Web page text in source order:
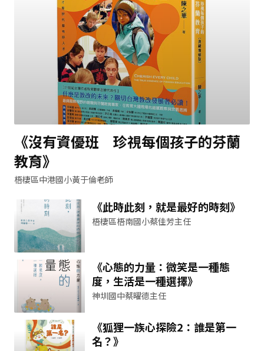
《沒有資優班 珍視每個孩子的芬蘭
教育》
梧棲區中港國小黃于倫老師
《此時此刻，就是最好的時刻》
梧棲區梧南國小蔡佳芳主任
《心態的力量：微笑是一種態
度，生活是一種選擇》
神圳國中蔡曜德主任
《狐狸一族心探險2：誰是第一
名？》